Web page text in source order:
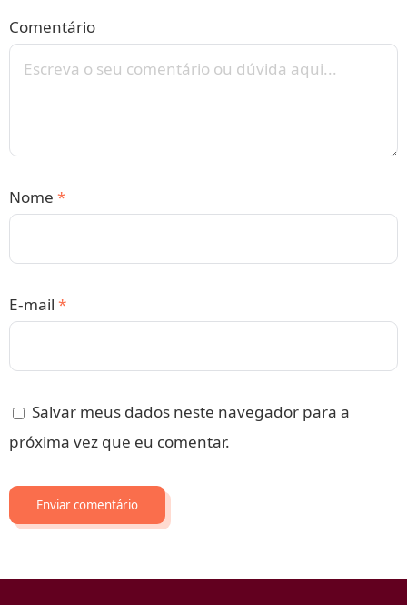
Comentário
Nome *
E-mail *
Salvar meus dados neste navegador para a
próxima vez que eu comentar.